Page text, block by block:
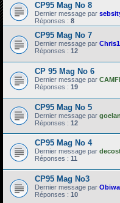
CP95 Mag No 8
Dernier message par
Réponses : 8
CP95 Mag No 7
Dernier message par
Réponses : 12
CP 95 Mag No 6
Dernier message par
Réponses : 19
CP95 Mag No 5
Dernier message par
Réponses : 12
CP95 Mag No 4
Dernier message par
Réponses : 11
CP95 Mag No3
Dernier message par
Réponses : 10